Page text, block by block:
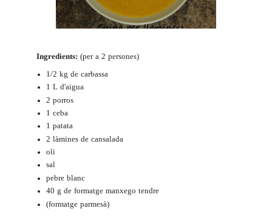
Ingredients: (per a 2 persones)
1/2 kg de carbassa
1 L d'aigua
2 porros
1 ceba
1 patata
2 làmines de cansalada
oli
sal
pebre blanc
40 g de formatge manxego tendre
(formatge parmesà)